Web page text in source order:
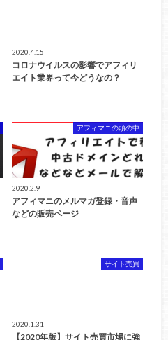
2020.4.15
コロナウイルスの影響でアフィリ
エイト業界って今どうなの？
アフィマニの頭の中
2020.2.9
アフィマニのメルマガ登録・音声
などの販売ページ
サイト売買
2020.1.31
【2020年版】サイト売買市場に強